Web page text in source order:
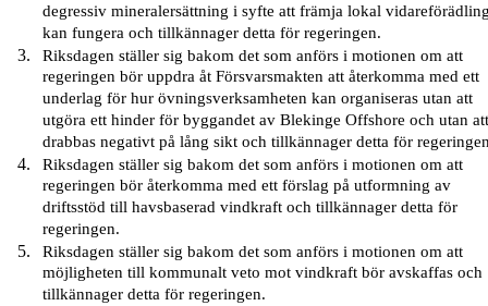
degressiv mineralersättning i syfte att främja lokal
kan fungera och tillkännager detta för regeringen.
Riksdagen ställer sig bakom det som anförs i motionen om att
regeringen bör uppdra åt Försvarsmakten att återkomma med ett
underlag för hur övningsverksamheten kan organiseras utan att
utgöra ett hinder för byggandet av Blekinge Offshore och utan
drabbas negativt på lång sikt och tillkännager detta för
Riksdagen ställer sig bakom det som anförs i motionen om att
regeringen bör återkomma med ett förslag på utformning av
driftsstöd till havsbaserad vindkraft och tillkännager detta för
regeringen.
Riksdagen ställer sig bakom det som anförs i motionen om att
möjligheten till kommunalt veto mot vindkraft bör avskaffas och
tillkännager detta för regeringen.